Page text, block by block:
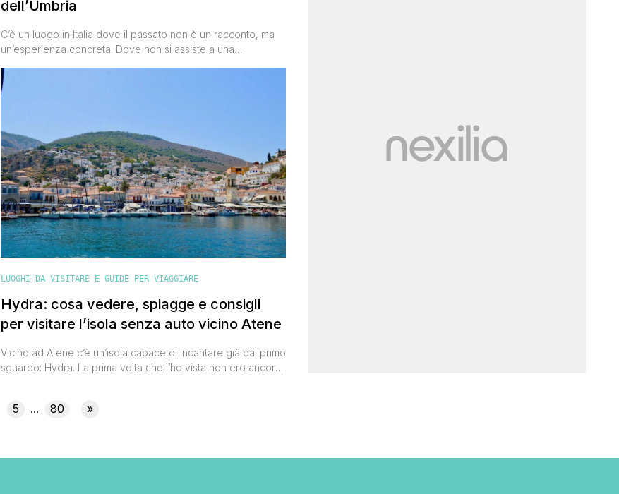
dell’Umbria
C’è un luogo in Italia dove il passato non è un racconto, ma
un’esperienza concreta. Dove non si assiste a una
Questo luogo è Bevagna, uno dei borghi più belli d’Italia, che
ogni anno si trasforma nel palcoscenico di una delle più
LUOGHI DA VISITARE E GUIDE PER VIAGGIARE
Hydra: cosa vedere, spiagge e consigli
per visitare l’isola senza auto vicino Atene
Vicino ad Atene c’è un’isola capace di incantare già dal primo
sguardo: Hydra. La prima volta che l’ho vista non ero ancora
un viaggio in Grecia, la mente vola subito alle Cicladi. Ma
5 ... 80 »